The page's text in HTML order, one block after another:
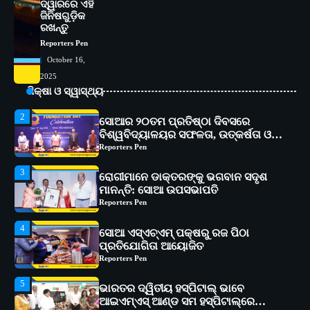
ଦ୍ୱାରରେ ଏହି
ଜିନିଷଗୁଡ଼ିକ
ରଖନ୍ତୁ
Reporters Pen
October 16,
2025
ଶିକ୍ଷା ଓ ସ୍ୱାସ୍ଥ୍ୟ
1
2
ଅଗ୍ରଗତିର ସ୍ମୃତିଚାରଣ
Reporters Pen
3
ରୋଗୀମାନେ ଡାକ୍ତରଙ୍କୁ ଭଗବାନ ସଦୃଶ
ମାନନ୍ତି: ସୋଆ ଉପସଭାପତି
Reporters Pen
4
ସୋଆ ଏସ୍‌ଏଚ୍‌ଏମ୍ ପକ୍ଷରୁ ରଜ ପିଠା
ପ୍ରତିଯୋଗିତା ଆୟୋଜିତ
Reporters Pen
5
ଭାରତର ଦ୍ୱିତୀୟ ହସ୍ପିଟାଲ୍ ଭାବେ
ଆଇଏମ୍‌ଏସ୍ ଆଣ୍ଡ ସମ ହସ୍ପିଟାଲ୍‌ରେ
ଅତ୍ୟାଧୁନିକ ଡିଜିସ୍କାନର ସ୍ଥାପନ
Reporters Pen
1
ସୋଆ ପକ୍ଷରୁ ରାୱେ କାର୍ଯ୍ୟକ୍ରମ ଅଧୀନରେ
୧୧ଟି ଗ୍ରାମରେ ୧୬ଟି କୃଷକ ପ୍ରଶିକ୍ଷଣ